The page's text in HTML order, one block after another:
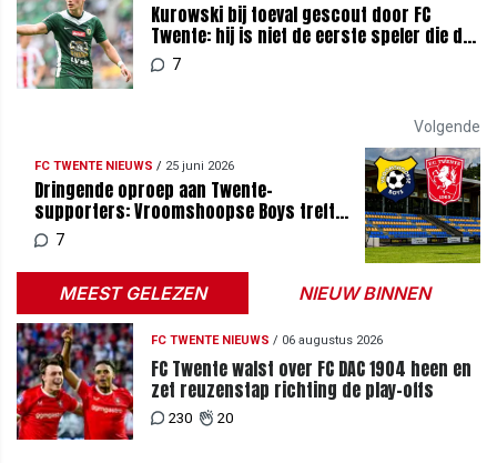
Kurowski bij toeval gescout door FC
Twente: hij is niet de eerste speler die dat
overkwam
7
Volgende
FC TWENTE NIEUWS / 25 juni 2026
Dringende oproep aan Twente-
supporters: Vroomshoopse Boys treft
maatregelen
7
MEEST GELEZEN NIEUW BINNEN
FC TWENTE NIEUWS / 06 augustus 2026
FC Twente walst over FC DAC 1904 heen en
zet reuzenstap richting de play-offs
230 20